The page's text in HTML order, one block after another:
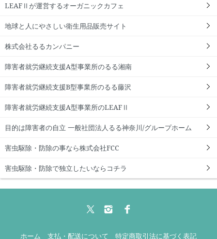
LEAFⅡが運営するオーガニックカフェ
地球と人にやさしい衛生用品販売サイト
株式会社るるカンパニー
障害者就労継続支援A型事業所のるる湘南
障害者就労継続支援B型事業所のるる藤沢
障害者就労継続支援A型事業所のLEAFⅡ
目的は障害者の自立 一般社団法人るる神奈川/グループホーム
害虫駆除・防除の事なら株式会社FCC
害虫駆除・防除で独立したいならコチラ
ホーム 支払・配送について 特定商取引法に基づく表記